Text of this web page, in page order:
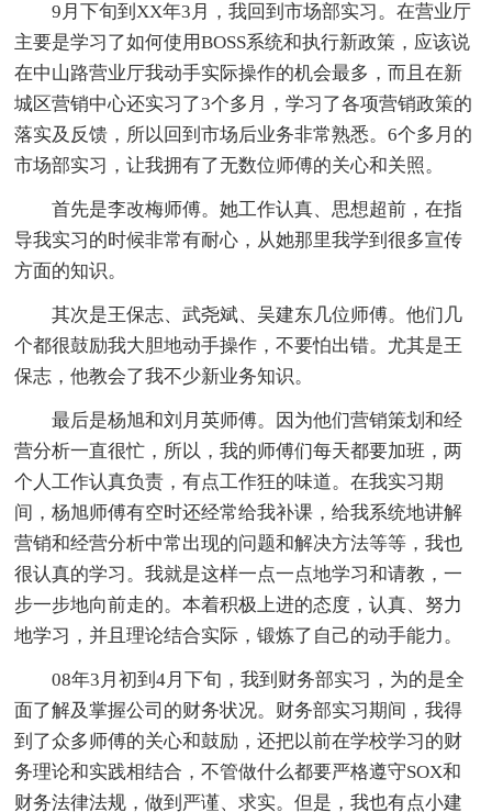
9月下旬到XX年3月，我回到市场部实习。在营业厅
主要是学习了如何使用BOSS系统和执行新政策，应该说
在中山路营业厅我动手实际操作的机会最多，而且在新
城区营销中心还实习了3个多月，学习了各项营销政策的
落实及反馈，所以回到市场后业务非常熟悉。6个多月的
市场部实习，让我拥有了无数位师傅的关心和关照。
首先是李改梅师傅。她工作认真、思想超前，在指
导我实习的时候非常有耐心，从她那里我学到很多宣传
方面的知识。
其次是王保志、武尧斌、吴建东几位师傅。他们几
个都很鼓励我大胆地动手操作，不要怕出错。尤其是王
保志，他教会了我不少新业务知识。
最后是杨旭和刘月英师傅。因为他们营销策划和经
营分析一直很忙，所以，我的师傅们每天都要加班，两
个人工作认真负责，有点工作狂的味道。在我实习期
间，杨旭师傅有空时还经常给我补课，给我系统地讲解
营销和经营分析中常出现的问题和解决方法等等，我也
很认真的学习。我就是这样一点一点地学习和请教，一
步一步地向前走的。本着积极上进的态度，认真、努力
地学习，并且理论结合实际，锻炼了自己的动手能力。
08年3月初到4月下旬，我到财务部实习，为的是全
面了解及掌握公司的财务状况。财务部实习期间，我得
到了众多师傅的关心和鼓励，还把以前在学校学习的财
务理论和实践相结合，不管做什么都要严格遵守SOX和
财务法律法规，做到严谨、求实。但是，我也有点小建